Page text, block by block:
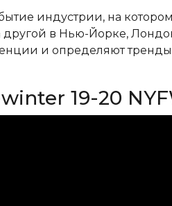
индустрии, на
в Нью-Йорке,
и определяют
19-20